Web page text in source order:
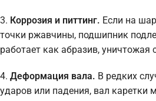
3. Коррозия и питтинг. Если на
точки ржавчины, подшипник
работает как абразив, уничтожая
4. Деформация вала. В редких
ударов или падения, вал каретки